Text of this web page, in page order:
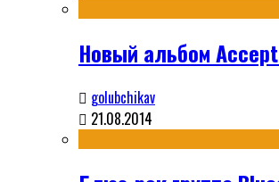
Новый альбом
golubchikav
21.08.2014